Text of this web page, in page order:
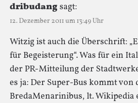
dribudangsagt:
12. Dezember 2011 um 13:49 Uhr
Witzig ist auch die Überschrift:
für Begeisterung“. Was für ein
der PR-Mitteilung der
es ja: Der Super-Bus kommt von
BredaMenarinibus, lt. Wikipedia